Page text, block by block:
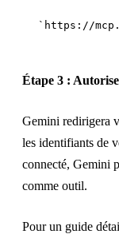
Étape 3 :
Gemini redirigera
les identifiants de
connecté, Gemini
comme outil.
Pour un guide